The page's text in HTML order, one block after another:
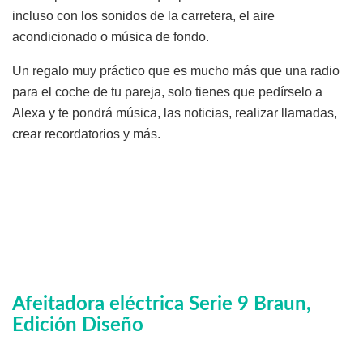
incluso con los sonidos de la carretera, el aire
acondicionado o música de fondo.
Un regalo muy práctico que es mucho más que una radio
para el coche de tu pareja, solo tienes que pedírselo a
Alexa y te pondrá música, las noticias, realizar llamadas,
crear recordatorios y más.
Afeitadora eléctrica Serie 9 Braun,
Edición Diseño